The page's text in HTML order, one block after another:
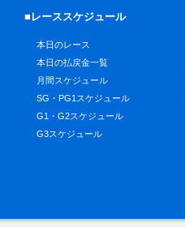
■レーススケジュール
本日のレース
本日の払戻金一覧
月間スケジュール
SG・PG1スケジュール
G1・G2スケジュール
G3スケジュール